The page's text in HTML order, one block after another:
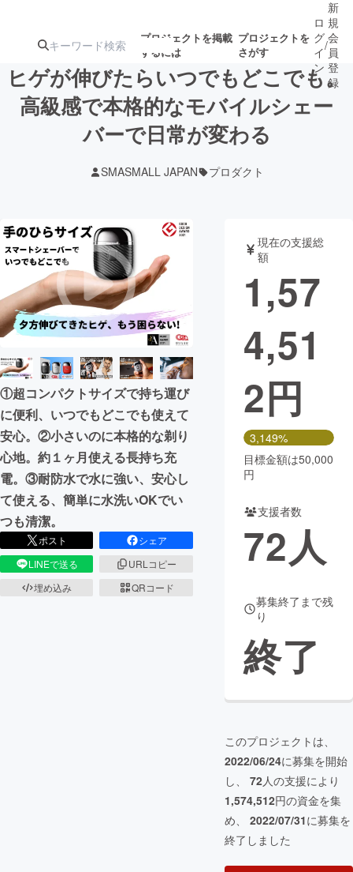
プロジェクトを掲載
するには
プロジェクトを
さがす
注目のリ 注目の新着プロ募集終了が近いプ
テクノロジー・ガジェット
映像・映画 書籍・雑誌
ビジネス・起業 チャレンジ
まちづくり・地域活性化
CAMPFIRE for Social Good
CAMPFIRE Creation
CAMPFIREふるさと納税
コミュニティ
ロ
グ
イ
ン
/
新
規
会
員
登
録
ヒゲが伸びたらいつでもどこでも。
高級感で本格的なモバイルシェー
バーで日常が変わる
SMASMALL JAPAN プロダクト
①超コンパクトサイズで持ち運び
に便利、いつでもどこでも使えて
安心。②小さいのに本格的な剃り
心地。約１ヶ月使える長持ち充
電。③耐防水で水に強い、安心し
て使える、簡単に水洗いOKでい
つも清潔。
ポスト
シェア
LINEで送る
URLコピー
埋め込み
QRコード
現在の支援総
額
1,57
4,51
2円
3,149%
目標金額は50,000
円
支援者数
72人
募集終了まで残
り
終了
このプロジェクトは、
2022/06/24に募集を開始
し、 72人の支援により
1,574,512円の資金を集
め、 2022/07/31に募集を
終了しました